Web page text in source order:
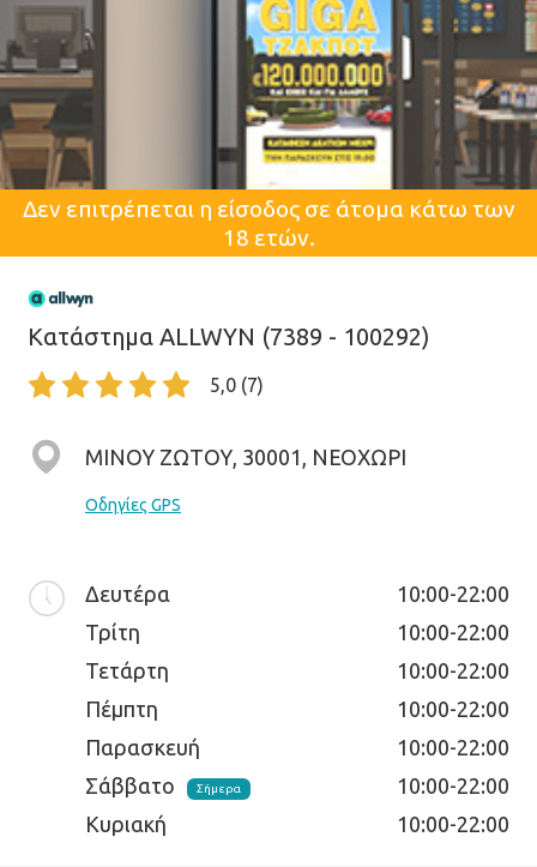
Δεν επιτρέπεται η είσοδος σε άτομα κάτω των
18 ετών.
Κατάστημα ALLWYN (7389 - 100292)
5,0 (7)
ΜΙΝΟΥ ΖΩΤΟΥ, 30001, ΝΕΟΧΩΡΙ
Οδηγίες GPS
Δευτέρα
10:00-22:00
Τρίτη
10:00-22:00
Τετάρτη
10:00-22:00
Πέμπτη
10:00-22:00
Παρασκευή
10:00-22:00
Σάββατο
Σήμερα
10:00-22:00
Κυριακή
10:00-22:00